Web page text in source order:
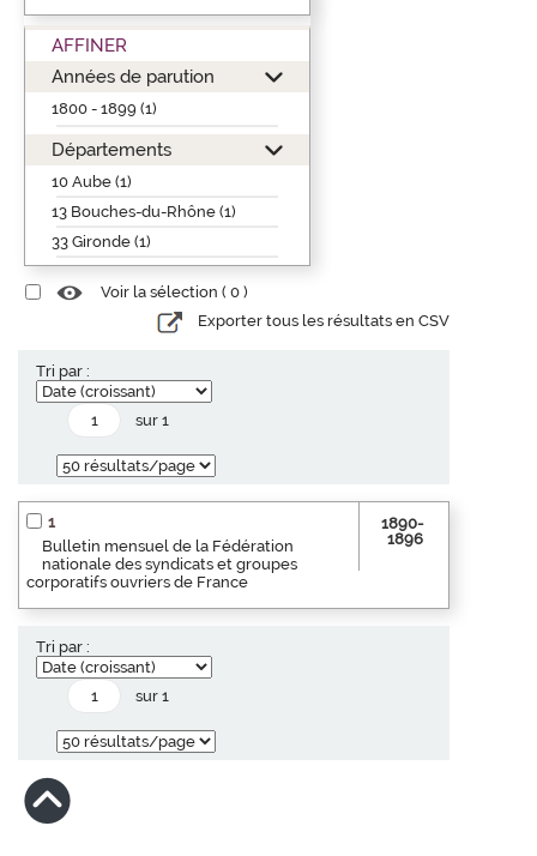
AFFINER
Années de parution
1800 - 1899 (1)
Départements
10 Aube (1)
13 Bouches-du-Rhône (1)
33 Gironde (1)
Voir la sélection ( 0 )
Exporter tous les résultats en CSV
Tri par :
sur 1
1
Bulletin mensuel de la Fédération
nationale des syndicats et groupes
corporatifs ouvriers de France
1890-
1896
Tri par :
sur 1